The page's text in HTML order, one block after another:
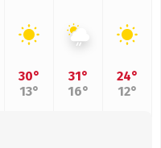
30°
13°
31°
16°
24°
12°